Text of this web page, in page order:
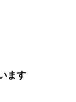
ます